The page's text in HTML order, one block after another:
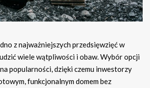
z najważniejszych przedsięwzięć w
wiele wątpliwości i obaw. Wybór opcji
na popularności, dzięki czemu inwestorzy
funkcjonalnym domem bez